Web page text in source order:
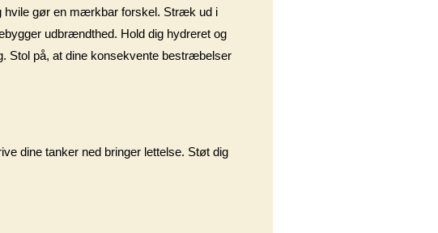
hvile gør en mærkbar forskel. Stræk ud i
udbrændthed. Hold dig hydreret og
Stol på, at dine konsekvente bestræbelser
dine tanker ned bringer lettelse. Støt dig